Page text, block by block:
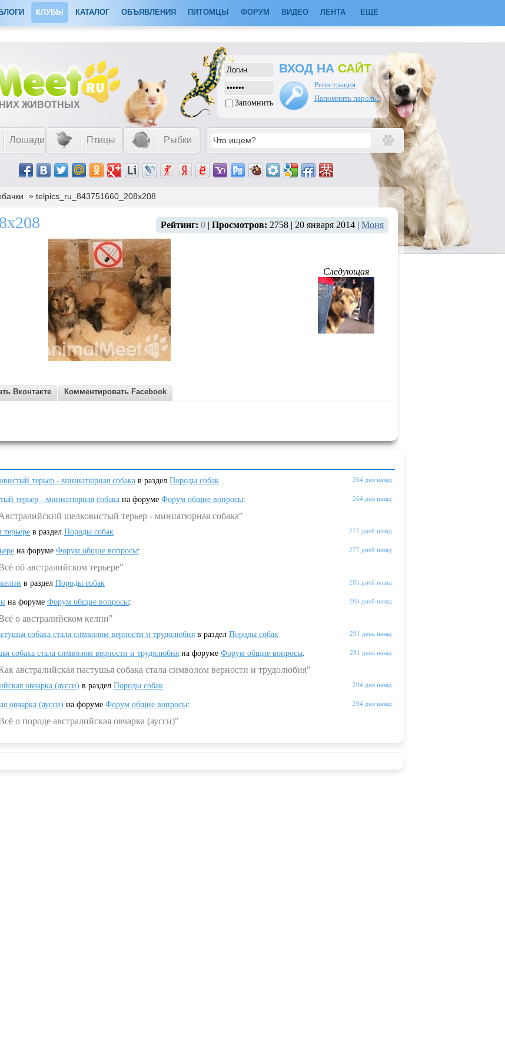
БЛОГИ КЛУБЫ КАТАЛОГ ОБЪЯВЛЕНИЯ ПИТОМЦЫ ФОРУМ ВИДЕО ЛЕНТА ЕЩЕ
ЖИВОТНЫХ Запомнить
ВХОД НА САЙТ
Регистрация
Напомнить пароль?
Лошади Птицы Рыбки
» telpics_ru_843751660_208x208
Рейтинг: 0 | Просмотров: 2758 | 20 января 2014 | Моня
Следующая
Вконтакте Комментировать Facebook
264 дня назад
терьер - миниатюрная собака в раздел Породы собак
264 дня назад
терьер - миниатюрная собака на форуме Форум общие вопросы:
шелковистый терьер - миниатюрная собака"
277 дней назад
терьере в раздел Породы собак
277 дней назад
на форуме Форум общие вопросы:
об австралийском терьере"
285 дней назад
в раздел Породы собак
285 дней назад
на форуме Форум общие вопросы:
о австралийском келпи"
291 день назад
собака стала символом верности и трудолюбия в раздел Породы собак
291 день назад
собака стала символом верности и трудолюбия на форуме Форум общие вопросы:
австралийская пастушья собака стала символом верности и трудолюбия"
294 дня назад
овчарка (аусси) в раздел Породы собак
294 дня назад
овчарка (аусси) на форуме Форум общие вопросы:
о породе австралийская овчарка (аусси)"